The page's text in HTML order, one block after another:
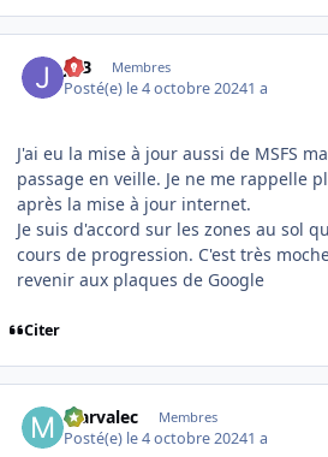
JPB Membres
Posté(e) le 4 octobre 20241 a
J'ai eu la mise à jour aussi de MSFS
passage en veille. Je ne me rappelle
après la mise à jour internet.
Je suis d'accord sur les zones au sol
cours de progression. C'est très
revenir aux plaques de Google
Citer
Marvalec Membres
Posté(e) le 4 octobre 20241 a